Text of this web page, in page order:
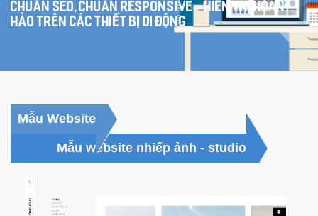
Chuẩn SEO, chuẩn Responsive - hiển thị hoàn
hảo trên các thiết bị di động
Mẫu Website
Mẫu website nhiếp ảnh - studio